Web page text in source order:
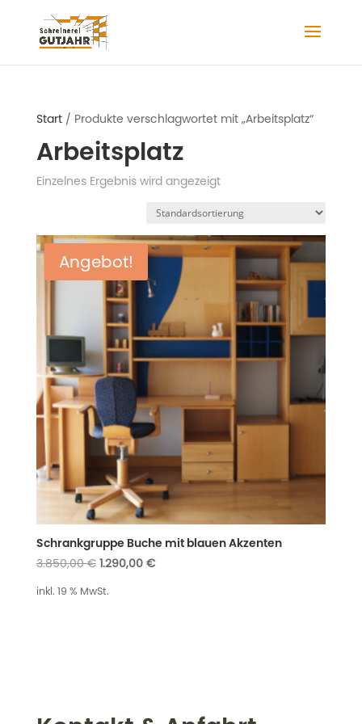
Start/ Produkte verschlagwortet mit „Arbeitsplatz“
Arbeitsplatz
Einzelnes Ergebnis wird angezeigt
Angebot!
Schrankgruppe Buche mit blauen Akzenten
3.850,00€ Ursprünglicher
war:
1.290,00 €Aktueller
inkl. 19 % MwSt.